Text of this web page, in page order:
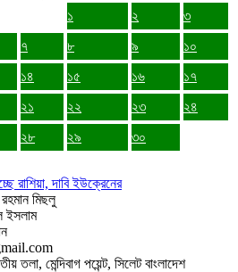
১
২
৩
৭ ৮ ৯
১০
১৪ ১৫ ১৬
১৭
২১ ২২ ২৩
২৪
২৮ ২৯
৩০
রাশিয়া, দাবি ইউক্রেনের
মিছলু
ইসলাম
তলা, মেন্দিবাগ পয়েন্ট, সিলেট বাংলাদেশ